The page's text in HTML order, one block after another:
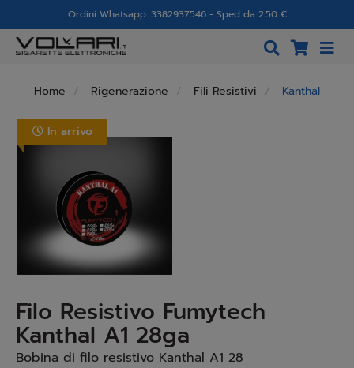
Ordini Whatsapp: 3382937546 - Sped da 2.50 €
Home Rigenerazione Fili Resistivi Kanthal
In arrivo
Filo Resistivo Fumytech
Kanthal A1 28ga
Bobina di filo resistivo Kanthal A1 28